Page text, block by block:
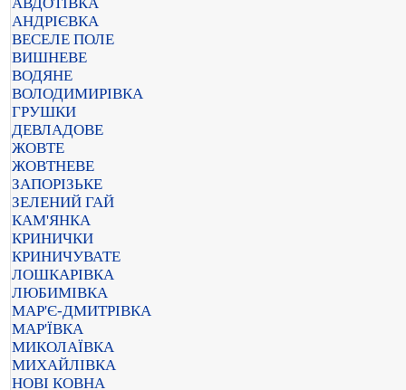
АНДРІЄВКА
ВЕСЕЛЕ ПОЛЕ
ВИШНЕВЕ
ВОДЯНЕ
ВОЛОДИМИРІВКА
ГРУШКИ
ДЕВЛАДОВЕ
ЖОВТЕ
ЖОВТНЕВЕ
ЗАПОРІЗЬКЕ
ЗЕЛЕНИЙ ГАЙ
КАМ'ЯНКА
КРИНИЧКИ
КРИНИЧУВАТЕ
ЛОШКАРІВКА
ЛЮБИМІВКА
МАР'Є-ДМИТРІВКА
МАР'ЇВКА
МИКОЛАЇВКА
МИХАЙЛІВКА
НОВІ КОВНА